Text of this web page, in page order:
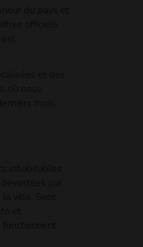
du pays et
officiels
et des
où nous
mois.
inhabitables
par
ville. Sept
et